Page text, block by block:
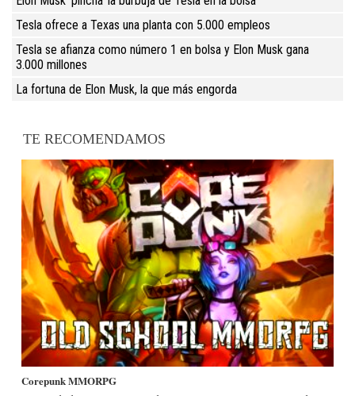
Tesla ofrece a Texas una planta con 5.000 empleos
Tesla se afianza como número 1 en bolsa y Elon Musk gana
3.000 millones
La fortuna de Elon Musk, la que más engorda
TE RECOMENDAMOS
Corepunk MMORPG